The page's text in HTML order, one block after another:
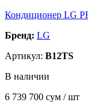
Кондиционер LG
Бренд: LG
Артикул: B12TS
В наличии
6 739 700 сум / шт